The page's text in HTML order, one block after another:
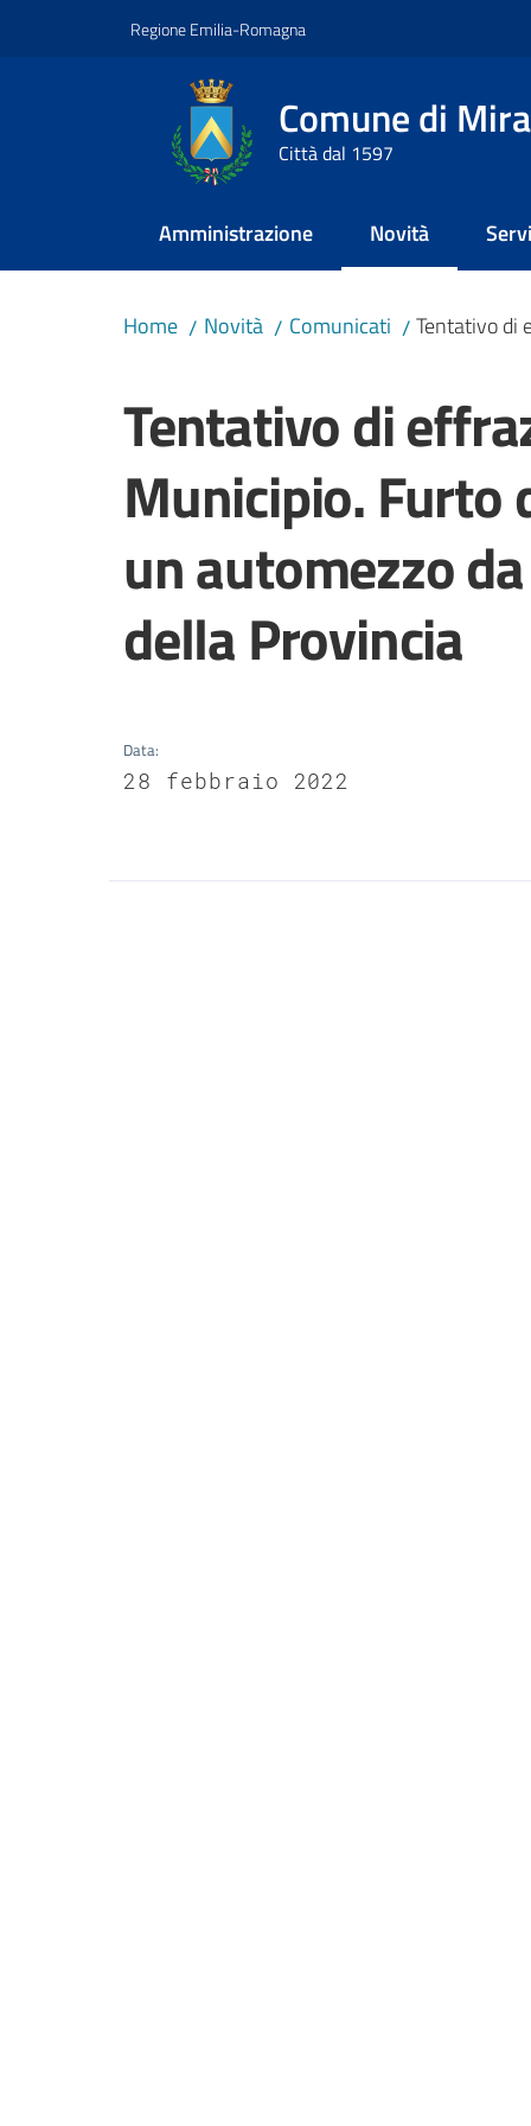
Regione Emilia-Romagna
Comune di
Città dal 1597
Amministrazione Novità
Menu selezionato
Home / Novità / Comunicati /Tentativo di
Tentativo di
Municipio. Furto
un automezzo
della Provincia
Data:
28 febbraio 2022